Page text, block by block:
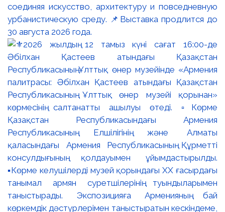
соединяя искусство, архитектуру и повседневную
урбанистическую среду. 📌Выставка продлится до
30 августа 2026 года.